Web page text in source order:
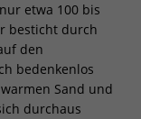
etwa 100 bis
besticht durch
den
bedenkenlos
Sand und
durchaus